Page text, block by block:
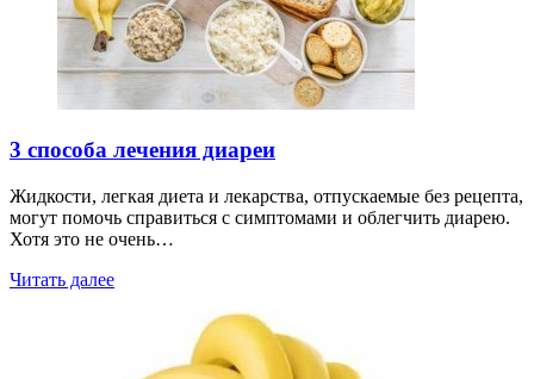
3 способа лечения диареи
Жидкости, легкая диета и лекарства, отпускаемые без рецепта,
могут помочь справиться с симптомами и облегчить диарею.
Хотя это не очень…
Читать далее